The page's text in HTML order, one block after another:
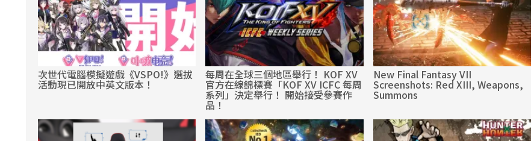
次世代電腦模擬遊戲《VSPO!》選拔
活動現已開放中英文版本！
每周在全球三個地區舉行！ KOF XV
官方在線錦標賽「KOF XV ICFC 每周
系列」決定舉行！ 開始接受參賽作
品！
New Final Fantasy VII
Screenshots: Red XIII, Weapons,
Summons